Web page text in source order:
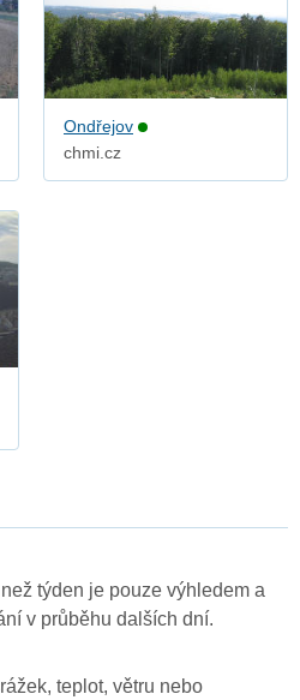
Ondřejov
chmi.cz
týden je pouze výhledem a
v průběhu dalších dní.
teplot, větru nebo